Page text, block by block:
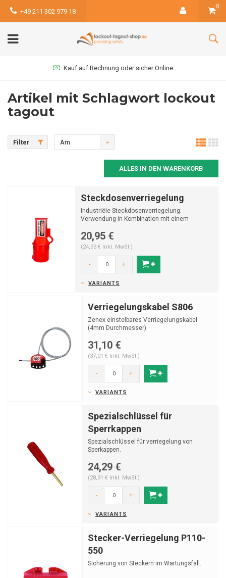
+49 211 302 979 18
0
Kauf auf Rechnung oder sicher Online
Artikel mit Schlagwort lockout
tagout
Filter
Am
ALLES IN DEN WARENKORB
Steckdosenverriegelung
Industriële Steckdosenverriegelung.
Verwendung in Kombination mit einem
20,95 €
(24,93 € Inkl. MwSt.)
- +
VARIANTS
Verriegelungskabel S806
Zenex einstelbares Verriegelungskabel
(4mm Durchmesser).
31,10 €
(37,01 € Inkl. MwSt.)
- +
VARIANTS
Spezialschlüssel für
Sperrkappen
Spezialschlüssel für verriegelung von
Sperkappen.
24,29 €
(28,91 € Inkl. MwSt.)
- +
VARIANTS
Stecker-Verriegelung P110-
550
Sicherung von Steckern im Wartungsfall.